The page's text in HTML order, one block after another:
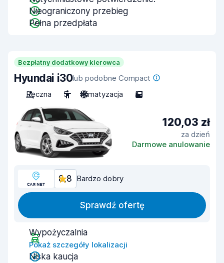
Nieograniczony przebieg
Pełna przedpłata
Bezpłatny dodatkowy kierowca
Hyundai i30lub podobne Compact
Ręczna
5 Klimatyzacja 5
120,03 zł
za dzień
Darmowe anulowanie
8,8 Bardzo dobry
Sprawdź ofertę
Wypożyczalnia
Pokaż szczegóły lokalizacji
Niska kaucja